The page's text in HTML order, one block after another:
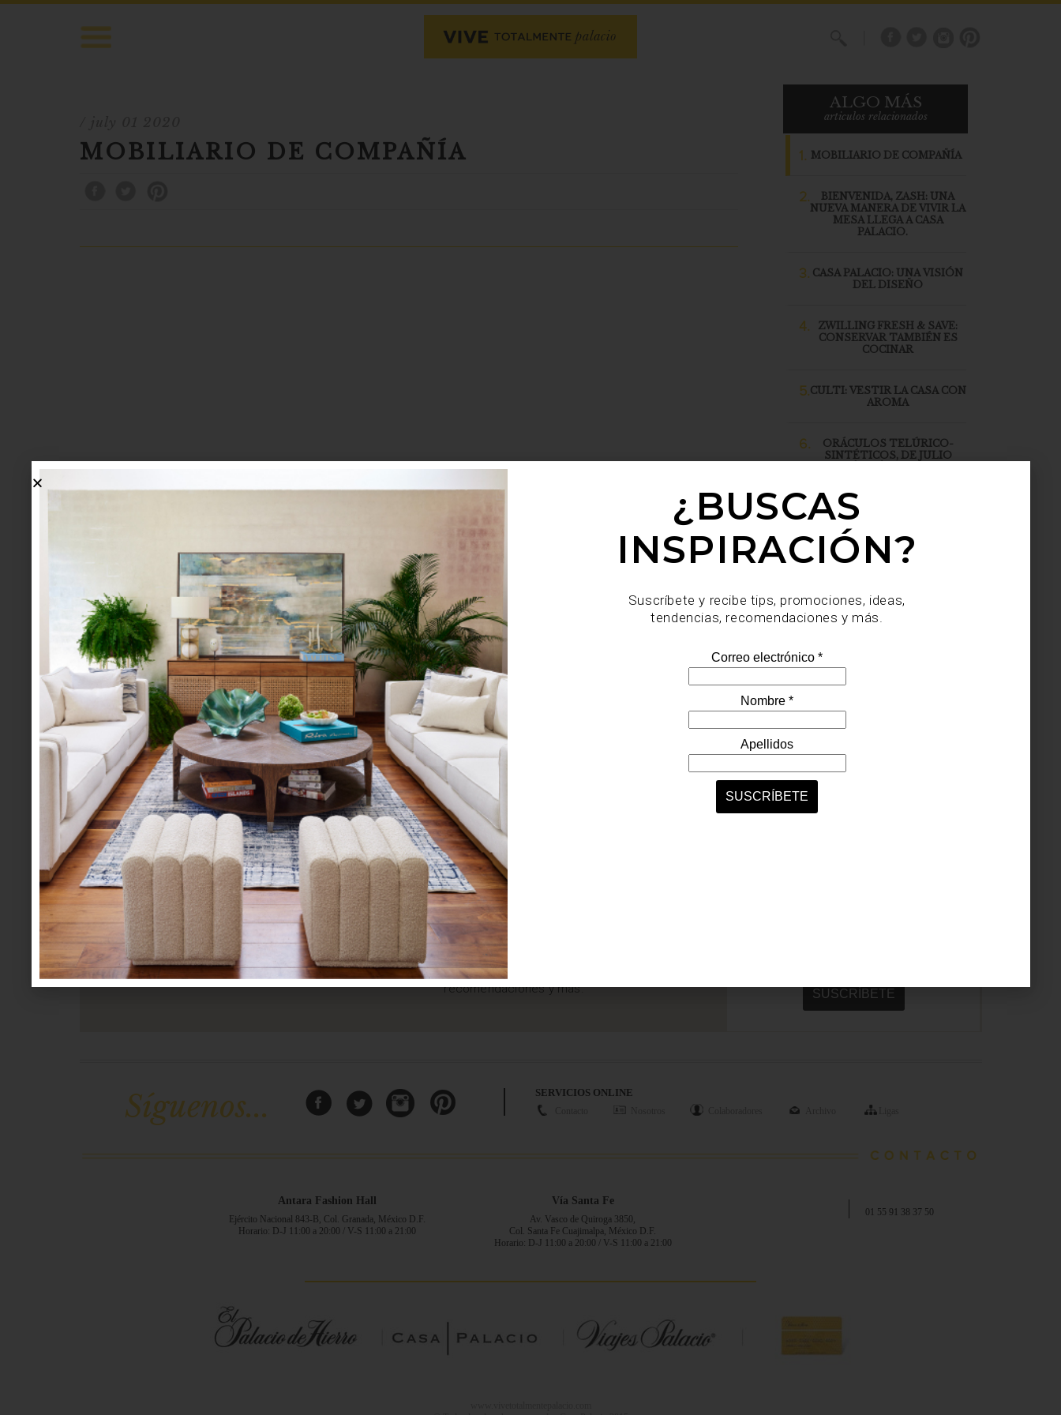
MOBILIARIO DE COMPAÑÍA
ALGO MÁS
articulos relacionados
1. MOBILIARIO DE COMPAÑÍA
2.
BIENVENIDA, ZASH: UNA
NUEVA MANERA DE VIVIR LA
MESA LLEGA A CASA
PALACIO.
3. CASA PALACIO: UNA VISIÓN
DEL DISEÑO
4.
ZWILLING FRESH & SAVE:
CONSERVAR TAMBIÉN ES
COCINAR
5.CULTI: VESTIR LA CASA CON
AROMA
6.
ORÁCULOS TELÚRICO-
SINTÉTICOS, DE JULIO
lo más nuevo
BIENVENIDA, ZASH: UNA
NUEVA MANERA DE VIVIR
LA MESA LLEGA A CASA
PALACIO.
mesa y cocina
august 05 2026
¿BUSCAS MÁS
INSPIRACIÓN?
Suscríbete y recibe tips, promociones, ideas, tendencias,
recomendaciones y más.
Síguenos... SERVICIOS ONLINE
Antara Fashion Hall
Ejército Nacional 843-B, Col. Granada, México D.F.
Horario: D-J 11:00 a 20:00 / V-S 11:00 a 21:00
Vía Santa Fe
Av. Vasco de Quiroga 3850,
Col. Santa Fe Cuajimalpa, México D.F.
Horario: D-J 11:00 a 20:00 / V-S 11:00 a 21:00
01 55 91 38 37 50
¿BUSCAS
INSPIRACIÓN?
Suscríbete y recibe tips, promociones, ideas,
tendencias, recomendaciones y más.